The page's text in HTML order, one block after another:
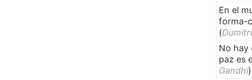
En el
forma-
(
No hay
paz es
Gandhi)